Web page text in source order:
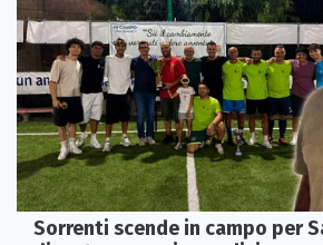
Sorrenti scende in campo per